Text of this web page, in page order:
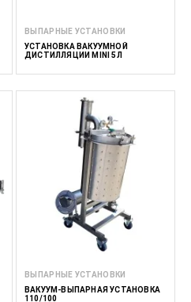
ВЫПАРНЫЕ УСТАНОВКИ
УСТАНОВКА ВАКУУМНОЙ
ДИСТИЛЛЯЦИИ MINI 5Л
ВЫПАРНЫЕ УСТАНОВКИ
ВАКУУМ-ВЫПАРНАЯ УСТАНОВКА
110/100